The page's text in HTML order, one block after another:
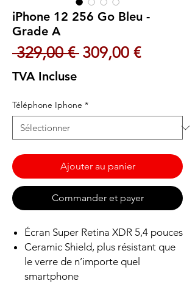
iPhone 12 256 Go Bleu -
Grade A
329,00 € Prix original
309,00 €Prix
TVA Incluse
Téléphone Iphone *
Ajouter au panier
Commander et payer
Écran Super Retina XDR 5,4 pouces
Ceramic Shield, plus résistant que
le verre de n’importe quel
smartphone